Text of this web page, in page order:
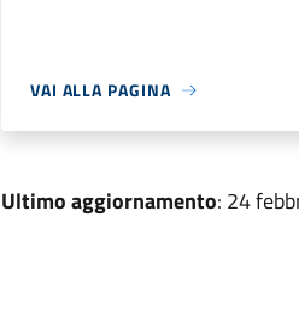
VAI ALLA PAGINA
Ultimo aggiornamento: 24